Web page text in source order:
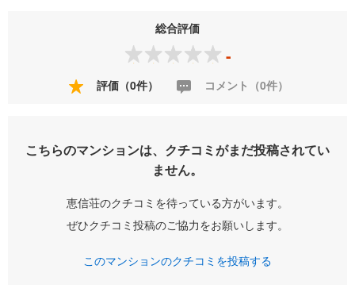
総合評価
-
評価（0件） コメント（0件）
こちらのマンションは、クチコミがまだ投稿されてい
ません。
恵信荘のクチコミを待っている方がいます。
ぜひクチコミ投稿のご協力をお願いします。
このマンションのクチコミを投稿する